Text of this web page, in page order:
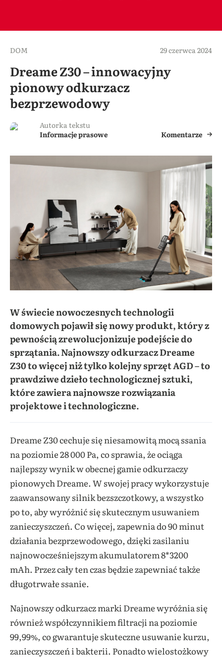
DOM 29 czerwca 2024
Dreame Z30 – innowacyjny
pionowy odkurzacz
bezprzewodowy
Autorka tekstu
Informacje prasowe
Komentarze
W świecie nowoczesnych technologii
domowych pojawił się nowy produkt, który z
pewnością zrewolucjonizuje podejście do
sprzątania. Najnowszy odkurzacz Dreame
Z30 to więcej niż tylko kolejny sprzęt AGD – to
prawdziwe dzieło technologicznej sztuki,
które zawiera najnowsze rozwiązania
projektowe i technologiczne.
Dreame Z30 cechuje się niesamowitą mocą ssania
na poziomie 28 000 Pa, co sprawia, że ociąga
najlepszy wynik w obecnej gamie odkurzaczy
pionowych Dreame. W swojej pracy wykorzystuje
zaawansowany silnik bezszczotkowy, a wszystko
po to, aby wyróżnić się skutecznym usuwaniem
zanieczyszczeń. Co więcej, zapewnia do 90 minut
działania bezprzewodowego, dzięki zasilaniu
najnowocześniejszym akumulatorem 8*3200
mAh. Przez cały ten czas będzie zapewniać także
długotrwałe ssanie.
Najnowszy odkurzacz marki Dreame wyróżnia się
również współczynnikiem filtracji na poziomie
99,99%, co gwarantuje skuteczne usuwanie kurzu,
zanieczyszczeń i bakterii. Ponadto wielostożkowy